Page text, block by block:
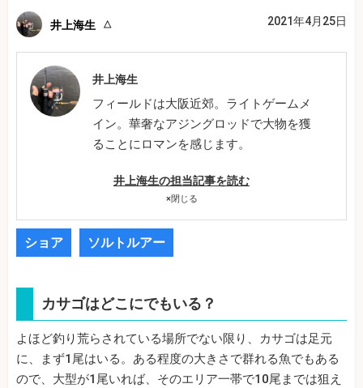
井上海生 2021年4月25日
井上海生
フィールドは大阪近郊。ライトゲームメ
イン。華奢なアジングロッドで大物を獲
ることにロマンを感じます。
井上海生の担当記事を読む
×閉じる
ショア ソルトルアー
カサゴはどこにでもいる？
よほど釣り荒らされている場所でない限り、カサゴは足元
に、まず1尾はいる。ある程度の大きさで群れる魚でもある
ので、大型が1尾いれば、そのエリア一帯で10尾までは狙え